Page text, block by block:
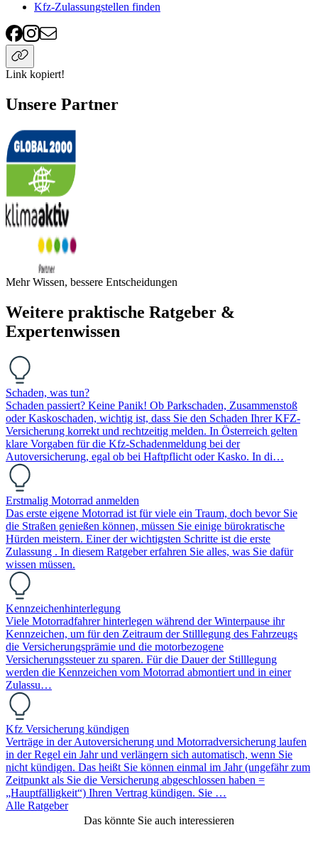
Kfz-Zulassungstellen finden
Link kopiert!
Unsere Partner
Mehr Wissen, bessere Entscheidungen
Weitere praktische Ratgeber &
Expertenwissen
Schaden, was tun?
Schaden passiert? Keine Panik! Ob Parkschaden, Zusammenstoß
oder Kaskoschaden, wichtig ist, dass Sie den Schaden Ihrer KFZ-
Versicherung korrekt und rechtzeitig melden. In Österreich gelten
klare Vorgaben für die Kfz-Schadenmeldung bei der
Autoversicherung, egal ob bei Haftpflicht oder Kasko. In di…
Erstmalig Motorrad anmelden
Das erste eigene Motorrad ist für viele ein Traum, doch bevor Sie
die Straßen genießen können, müssen Sie einige bürokratische
Hürden meistern. Einer der wichtigsten Schritte ist die erste
Zulassung . In diesem Ratgeber erfahren Sie alles, was Sie dafür
wissen müssen.
Kennzeichenhinterlegung
Viele Motorradfahrer hinterlegen während der Winterpause ihr
Kennzeichen, um für den Zeitraum der Stilllegung des Fahrzeugs
die Versicherungsprämie und die motorbezogene
Versicherungssteuer zu sparen. Für die Dauer der Stilllegung
werden die Kennzeichen vom Motorrad abmontiert und in einer
Zulassu…
Kfz Versicherung kündigen
Verträge in der Autoversicherung und Motorradversicherung laufen
in der Regel ein Jahr und verlängern sich automatisch, wenn Sie
nicht kündigen. Das heißt Sie können einmal im Jahr (ungefähr zum
Zeitpunkt als Sie die Versicherung abgeschlossen haben =
„Hauptfälligkeit“) Ihren Vertrag kündigen. Sie …
Alle Ratgeber
Das könnte Sie auch interessieren